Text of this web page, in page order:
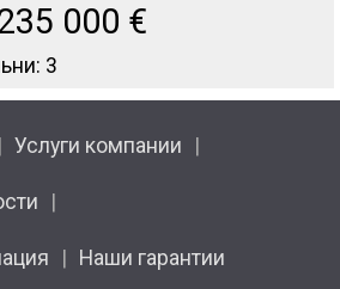
000 €
3
Услуги компании
Наши гарантии